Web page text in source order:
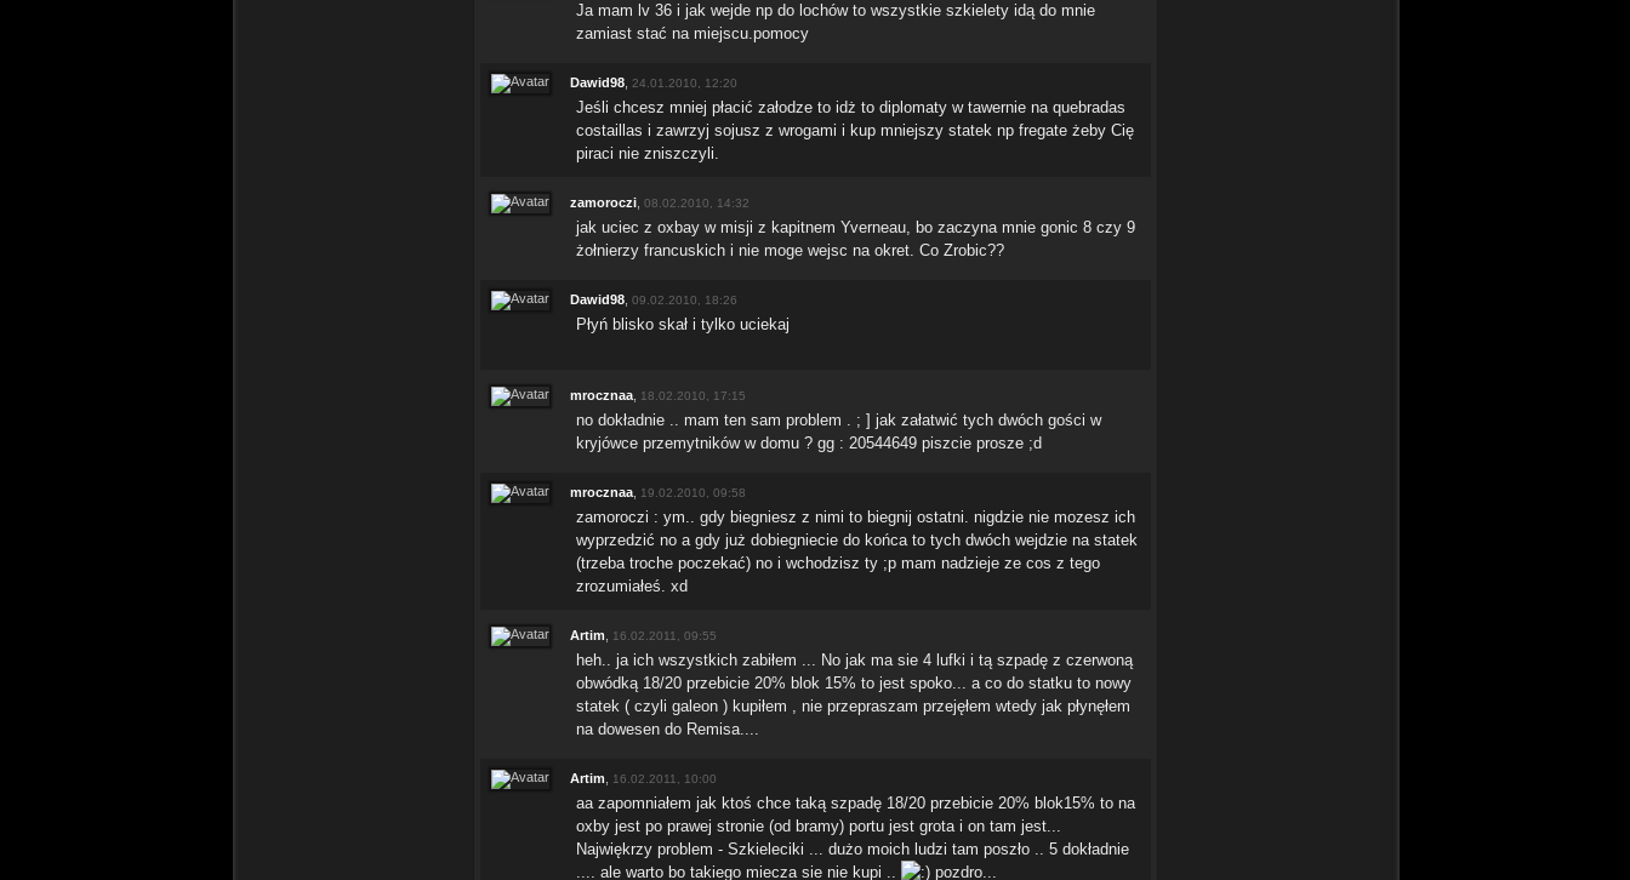
Ja mam lv 36 i jak wejde np do lochów to wszystkie szkielety idą do mnie
zamiast stać na miejscu.pomocy
Dawid98 24.01.2010, 12:20
Jeśli chcesz mniej płacić załodze to idż to diplomaty w tawernie na quebradas
costaillas i zawrzyj sojusz z wrogami i kup mniejszy statek np fregate żeby Cię
piraci nie zniszczyli.
zamoroczi 08.02.2010, 14:32
jak uciec z oxbay w misji z kapitnem Yverneau, bo zaczyna mnie gonic 8 czy 9
żołnierzy francuskich i nie moge wejsc na okret. Co Zrobic??
Dawid98 09.02.2010, 18:26
Płyń blisko skał i tylko uciekaj
mrocznaa 18.02.2010, 17:15
no dokładnie .. mam ten sam problem . ; ] jak załatwić tych dwóch gości w
kryjówce przemytników w domu ? gg : 20544649 piszcie prosze ;d
mrocznaa 19.02.2010, 09:58
zamoroczi : ym.. gdy biegniesz z nimi to biegnij ostatni. nigdzie nie mozesz ich
wyprzedzić no a gdy już dobiegniecie do końca to tych dwóch wejdzie na statek
(trzeba troche poczekać) no i wchodzisz ty ;p mam nadzieje ze cos z tego
zrozumiałeś. xd
Artim 16.02.2011, 09:55
heh.. ja ich wszystkich zabiłem ... No jak ma sie 4 lufki i tą szpadę z czerwoną
obwódką 18/20 przebicie 20% blok 15% to jest spoko... a co do statku to nowy
statek ( czyli galeon ) kupiłem , nie przepraszam przejęłem wtedy jak płynęłem
na dowesen do Remisa....
Artim 16.02.2011, 10:00
aa zapomniałem jak ktoś chce taką szpadę 18/20 przebicie 20% blok15% to na
oxby jest po prawej stronie (od bramy) portu jest grota i on tam jest...
Najwiękrzy problem - Szkieleciki ... dużo moich ludzi tam poszło .. 5 dokładnie
.... ale warto bo takiego miecza sie nie kupi ..
pozdro...